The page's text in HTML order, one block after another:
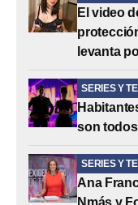
El video
levanta
SERIES Y
son
SERIES Y
Ana
Nmás y